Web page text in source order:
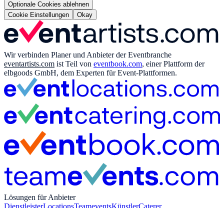
Optionale Cookies ablehnen
Cookie Einstellungen
Okay
Wir verbinden Planer und Anbieter der Eventbranche
eventartists.com ist Teil von eventbook.com, einer Plattform der
elbgoods GmbH, dem Experten für Event-Plattformen.
Lösungen für Anbieter